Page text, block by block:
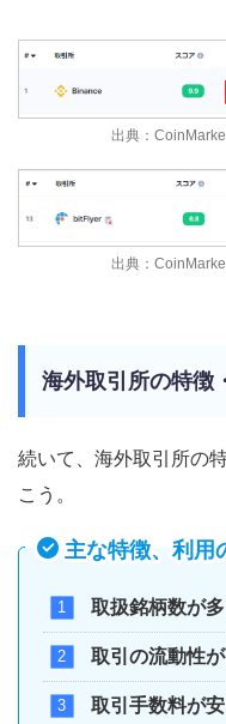
出典：
出典：
海外取引所の特徴
続いて、海外取引所の
こう。
主な特徴、利用
取扱銘柄数が
取引の流動性
取引手数料が